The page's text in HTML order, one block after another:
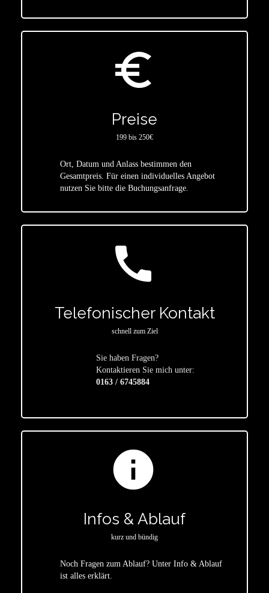
euro_symbol
Preise
199 bis 250€
Ort, Datum und Anlass bestimmen den
Gesamtpreis. Für einen individuelles Angebot
nutzen Sie bitte die Buchungsanfrage.
call
Telefonischer Kontakt
schnell zum Ziel
Sie haben Fragen?
Kontaktieren Sie mich unter:
0163 / 6745884
info
Infos & Ablauf
kurz und bündig
Noch Fragen zum Ablauf? Unter Info & Ablauf
ist alles erklärt.